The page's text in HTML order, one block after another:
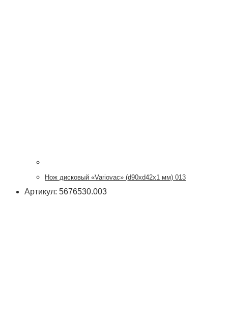
Нож дисковый «Variovac» (d90хd42x1 мм) 013
Артикул: 5676530.003